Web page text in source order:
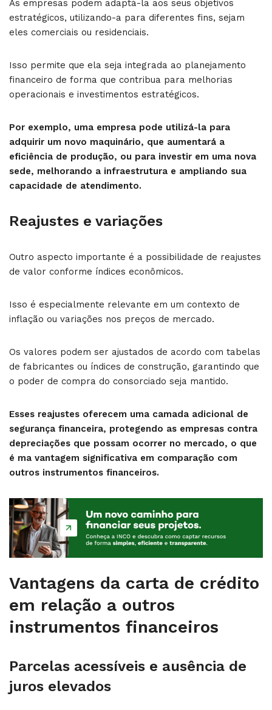
As empresas podem adaptá-la aos seus objetivos
estratégicos, utilizando-a para diferentes fins, sejam
eles comerciais ou residenciais.
Isso permite que ela seja integrada ao planejamento
financeiro de forma que contribua para melhorias
operacionais e investimentos estratégicos.
Por exemplo, uma empresa pode utilizá-la para
adquirir um novo maquinário, que aumentará a
eficiência de produção, ou para investir em uma nova
sede, melhorando a infraestrutura e ampliando sua
capacidade de atendimento.
Reajustes e variações
Outro aspecto importante é a possibilidade de reajustes
de valor conforme índices econômicos.
Isso é especialmente relevante em um contexto de
inflação ou variações nos preços de mercado.
Os valores podem ser ajustados de acordo com tabelas
de fabricantes ou índices de construção, garantindo que
o poder de compra do consorciado seja mantido.
Esses reajustes oferecem uma camada adicional de
segurança financeira, protegendo as empresas contra
depreciações que possam ocorrer no mercado, o que
é ma vantagem significativa em comparação com
outros instrumentos financeiros.
Vantagens da carta de crédito
em relação a outros
instrumentos financeiros
Parcelas acessíveis e ausência de
juros elevados